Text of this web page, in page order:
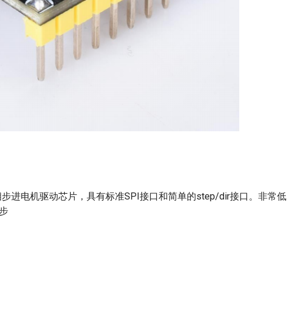
进电机驱动芯片，具有标准SPI接口和简单的step/dir接口。非常低